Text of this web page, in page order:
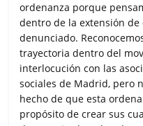
ordenanza porque
dentro de la extensión
denunciado.
trayectoria dentro del
interlocución con las
sociales de Madrid, pero
hecho de que esta
propósito de crear sus